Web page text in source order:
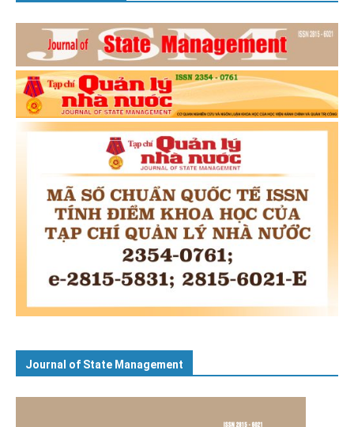
Journal of State Management